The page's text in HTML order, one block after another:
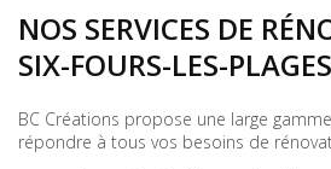
NOS SERVICES DE
SIX-FOURS-LES-PLAGES
BC Créations propose une large
répondre à tous vos besoins de